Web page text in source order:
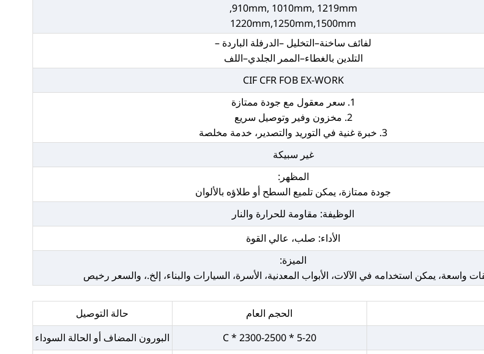
910mm, 1010mm, 1219mm,
1220mm,1250mm,1500mm
لفائف ساخنة–التخليل –الدرفلة الباردة –
التلدين بالغطاء–الممر الجلدي–اللف
CIF CFR FOB EX-WORK
1. سعر معقول مع جودة ممتازة
2. مخزون وفير وتوصيل سريع
3. خبرة غنية في التوريد والتصدير، خدمة مخلصة
غير سبيكة
المظهر:
جودة ممتازة، يمكن تلميع السطح أو طلاؤه بالألوان
الوظيفة: مقاومة للحرارة والنار
الأداء: صلب، عالي القوة
الميزة:
واسعة، يمكن استخدامه في الآلات، الأبواب المعدنية، الأسرة، السيارات والبناء، إلخ.، والسعر رخيص
الحجم العام
حالة التوصيل
5-20 * 2300-2500 * C
البورون المضاف أو الحالة السوداء